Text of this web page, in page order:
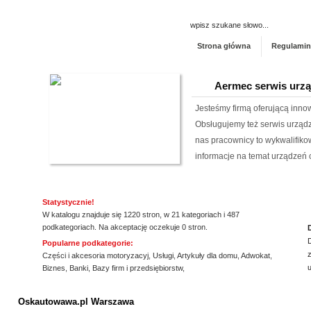
Strona główna
Aermec serwis
Jesteśmy firmą oferującą
Obsługujemy też serwis
nas pracownicy to
informacje na temat urządzeń
Szpital Specjalista, to
poradnie, jak i oddział
także laserowe usuwanie
laserowa jest powszechna.
Statystycznie!
W katalogu znajduje się 1220 stron, w 21 kategoriach i 487
podkategoriach. Na akceptację oczekuje 0 stron.
Popularne podkategorie:
Części i akcesoria motoryzacyj Usługi Artykuły dla domu Adwokat
Biznes
Banki Bazy firm i przedsiębiorstw,
Oskautowawa.pl Warszawa